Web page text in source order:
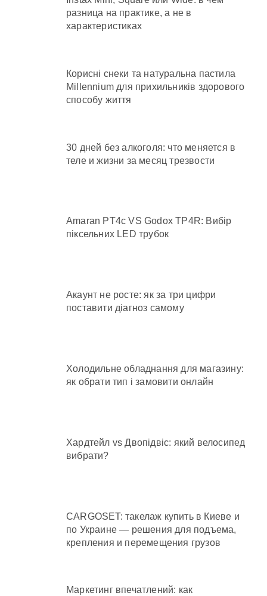
разница на практике, а не в
характеристиках
Корисні снеки та натуральна пастила
Millennium для прихильників здорового
способу життя
30 дней без алкоголя: что меняется в
теле и жизни за месяц трезвости
Amaran PT4c VS Godox TP4R: Вибір
піксельних LED трубок
Акаунт не росте: як за три цифри
поставити діагноз самому
Холодильне обладнання для магазину:
як обрати тип і замовити онлайн
Хардтейл vs Двопідвіс: який велосипед
вибрати?
CARGOSET: такелаж купить в Киеве и
по Украине — решения для подъема,
крепления и перемещения грузов
Маркетинг впечатлений: как